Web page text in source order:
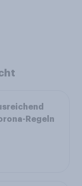
Regeln